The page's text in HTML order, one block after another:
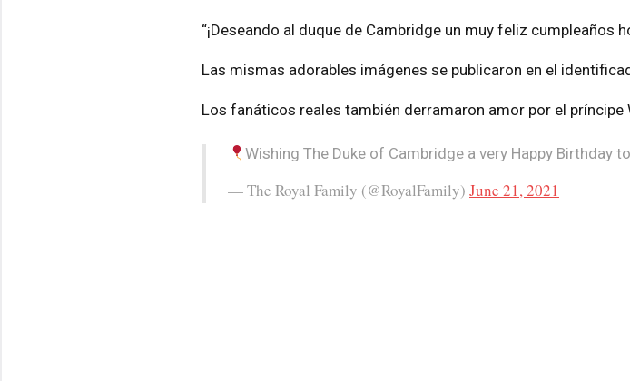
“¡Deseando al duque de Cambridge un muy feliz cumpleaños
Las mismas adorables imágenes se publicaron en el
Los fanáticos reales también derramaron amor por el príncipe
Wishing The Duke of Cambridge a very Happy Birthday
— The Royal Family (@RoyalFamily) June 21, 2021